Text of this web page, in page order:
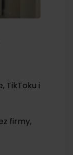
TikToku i
firmy,